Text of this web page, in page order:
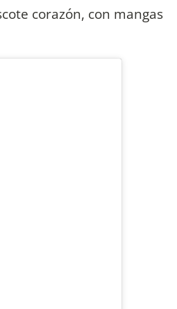
corazón, con mangas